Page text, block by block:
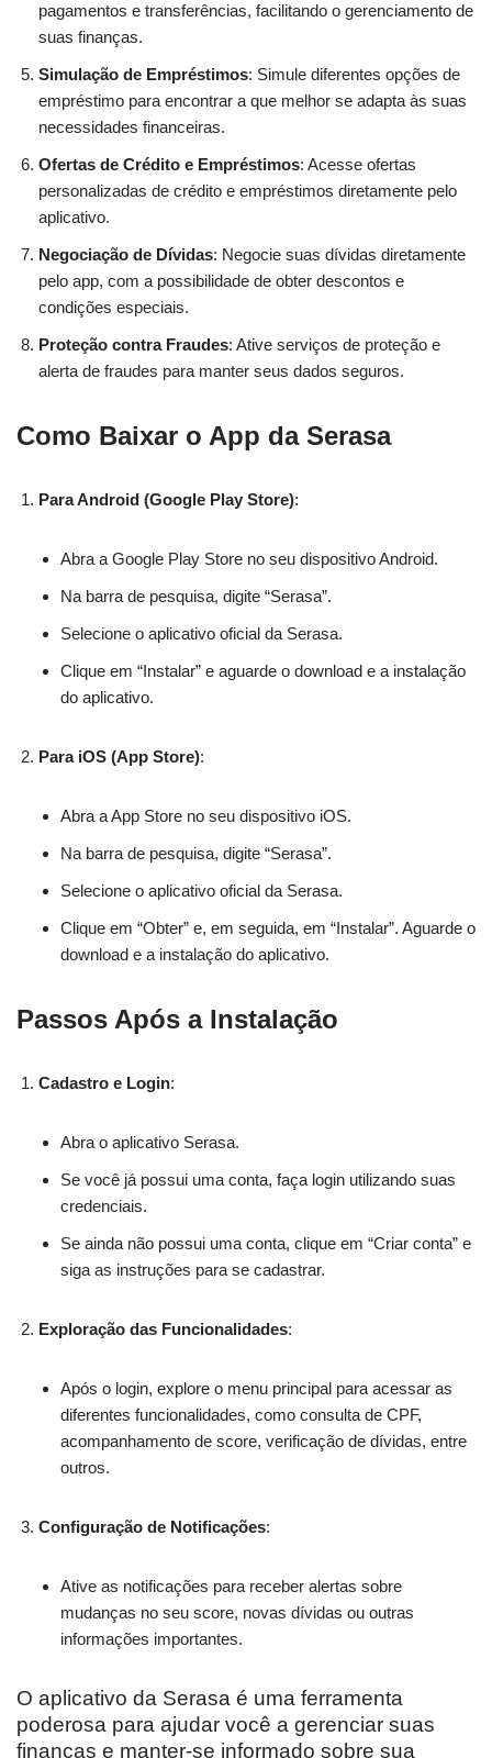
pagamentos e transferências, facilitando o gerenciamento de
suas finanças.
Simulação de Empréstimos: Simule diferentes opções de
empréstimo para encontrar a que melhor se adapta às suas
necessidades financeiras.
Ofertas de Crédito e Empréstimos: Acesse ofertas
personalizadas de crédito e empréstimos diretamente pelo
aplicativo.
Negociação de Dívidas: Negocie suas dívidas diretamente
pelo app, com a possibilidade de obter descontos e
condições especiais.
Proteção contra Fraudes: Ative serviços de proteção e
alerta de fraudes para manter seus dados seguros.
Como Baixar o App da Serasa
Para Android (Google Play Store):
Abra a Google Play Store no seu dispositivo Android.
Na barra de pesquisa, digite “Serasa”.
Selecione o aplicativo oficial da Serasa.
Clique em “Instalar” e aguarde o download e a instalação
do aplicativo.
Para iOS (App Store):
Abra a App Store no seu dispositivo iOS.
Na barra de pesquisa, digite “Serasa”.
Selecione o aplicativo oficial da Serasa.
Clique em “Obter” e, em seguida, em “Instalar”. Aguarde o
download e a instalação do aplicativo.
Passos Após a Instalação
Cadastro e Login:
Abra o aplicativo Serasa.
Se você já possui uma conta, faça login utilizando suas
credenciais.
Se ainda não possui uma conta, clique em “Criar conta” e
siga as instruções para se cadastrar.
Exploração das Funcionalidades:
Após o login, explore o menu principal para acessar as
diferentes funcionalidades, como consulta de CPF,
acompanhamento de score, verificação de dívidas, entre
outros.
Configuração de Notificações:
Ative as notificações para receber alertas sobre
mudanças no seu score, novas dívidas ou outras
informações importantes.
O aplicativo da Serasa é uma ferramenta
poderosa para ajudar você a gerenciar suas
finanças e manter-se informado sobre sua